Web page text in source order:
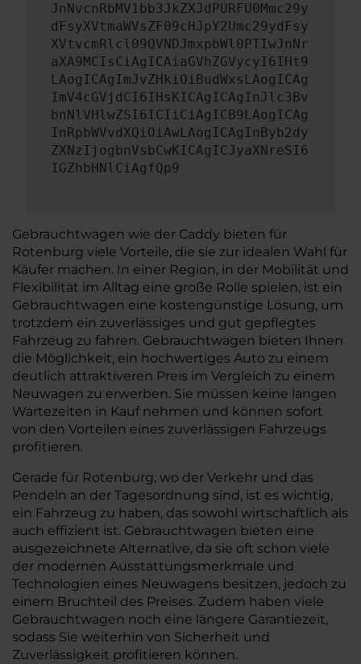
JnNvcnRbMV1bb3JkZXJdPURFU0Mmc29y
dFsyXVtmaWVsZF09cHJpY2Umc29ydFsy
XVtvcmRlcl09QVNDJmxpbWl0PTIwJnNr
aXA9MCIsCiAgICAiaGVhZGVycyI6IHt9
LAogICAgImJvZHkiOiBudWxsLAogICAg
ImV4cGVjdCI6IHsKICAgICAgInJlc3Bv
bnNlVHlwZSI6ICIiCiAgICB9LAogICAg
InRpbWVvdXQiOiAwLAogICAgInByb2dy
ZXNzIjogbnVsbCwKICAgICJyaXNreSI6
IGZhbHNlCiAgfQp9
Gebrauchtwagen wie der Caddy bieten für
Rotenburg viele Vorteile, die sie zur idealen Wahl für
Käufer machen. In einer Region, in der Mobilität und
Flexibilität im Alltag eine große Rolle spielen, ist ein
Gebrauchtwagen eine kostengünstige Lösung, um
trotzdem ein zuverlässiges und gut gepflegtes
Fahrzeug zu fahren. Gebrauchtwagen bieten Ihnen
die Möglichkeit, ein hochwertiges Auto zu einem
deutlich attraktiveren Preis im Vergleich zu einem
Neuwagen zu erwerben. Sie müssen keine langen
Wartezeiten in Kauf nehmen und können sofort
von den Vorteilen eines zuverlässigen Fahrzeugs
profitieren.
Gerade für Rotenburg, wo der Verkehr und das
Pendeln an der Tagesordnung sind, ist es wichtig,
ein Fahrzeug zu haben, das sowohl wirtschaftlich als
auch effizient ist. Gebrauchtwagen bieten eine
ausgezeichnete Alternative, da sie oft schon viele
der modernen Ausstattungsmerkmale und
Technologien eines Neuwagens besitzen, jedoch zu
einem Bruchteil des Preises. Zudem haben viele
Gebrauchtwagen noch eine längere Garantiezeit,
sodass Sie weiterhin von Sicherheit und
Zuverlässigkeit profitieren können.